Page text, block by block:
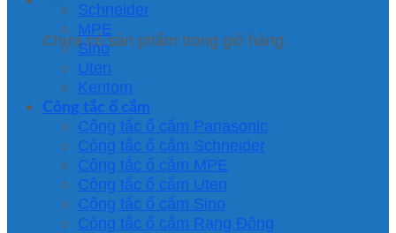
Chưa có sản phẩm trong giỏ hàng.
Schneider
MPE
Sino
Uten
Kentom
Công tắc ổ cắm
Công tắc ổ cắm Panasonic
Công tắc ổ cắm Schneider
Công tắc ổ cắm MPE
Công tắc ổ cắm Uten
Công tắc ổ cắm Sino
Công tắc ổ cắm Rạng Đông